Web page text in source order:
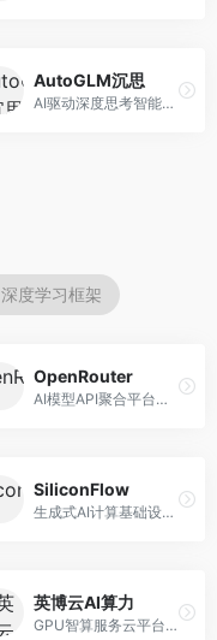
AutoGLM沉思
AI驱动深度思考智能体，专注于复杂推理任务。面向高级用户，提供深度分析、逻辑推理、决策支持等服务，推理能力强。
深度学习框架
OpenRouter
AI模型API聚合平台，整合多种主流大模型。面向开发者，提供统一API接口、模型对比、成本优化等服务，模型选择灵活。
SiliconFlow
生成式AI计算基础设施平台，专注于模型推理服务。面向开发者和企业，提供多模型API、高性能推理、成本优化等服务，推理性价比高。
英博云AI算力
GPU智算服务云平台，专注于AI算力租赁。面向AI研究者和企业，提供GPU租赁、模型训练、推理服务等，算力资源丰富。